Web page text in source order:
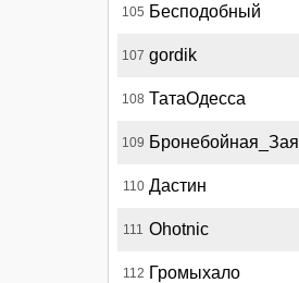
105 Бесподобный
107 gordik
108 ТатаОдесса
109 Бронебойная_Зая
110 Дастин
111 Ohotnic
112 Громыхало